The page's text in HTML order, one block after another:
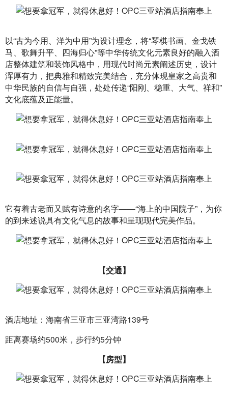
以“古为今用、洋为中用”为设计理念，将“琴棋书画、金戈铁
马、歌舞升平、四海归心”等中华传统文化元素良好的融入酒
店整体建筑和装饰风格中，用现代时尚元素阐述历史，设计
浑厚有力，把典雅和精致完美结合，充分体现皇家之高贵和
中华民族的自信与自强，处处传递“阳刚、稳重、大气、祥和”
文化底蕴及正能量。
它有着古老而又赋有诗意的名字——“海上的中国院子”，为你
的到来述说具有文化气息的故事和呈现现代完美作品。
【交通】
酒店地址：海南省三亚市三亚湾路139号
距离赛场约500米，步行约5分钟
【房型】